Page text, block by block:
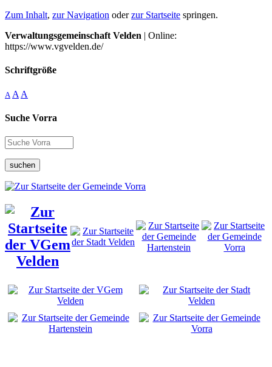
Zum Inhalt, zur Navigation oderzur Startseite springen.
Verwaltungsgemeinschaft Velden | Online:
https://www.vgvelden.de/
Schriftgröße
A A A
Suche Vorra
suchen